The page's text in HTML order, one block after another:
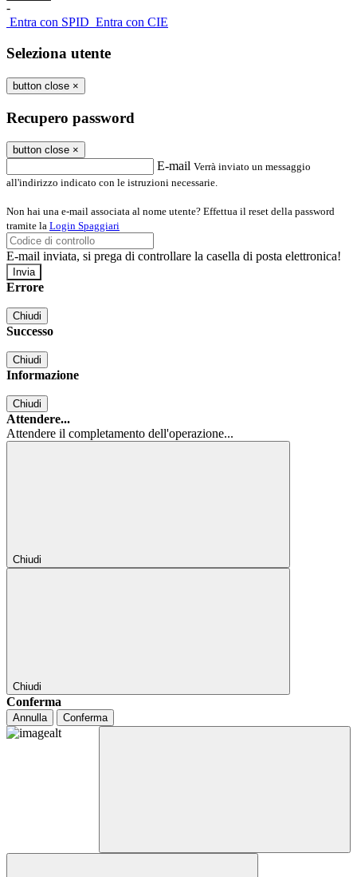
-
Entra con SPID Entra con CIE
Seleziona utente
button close ×
Recupero password
button close ×
E-mail Verrà inviato un messaggio
all'indirizzo indicato con le istruzioni necessarie.
Non hai una e-mail associata al nome utente? Effettua il reset della password
tramite la Login Spaggiari
E-mail inviata, si prega di controllare la casella di posta elettronica!
Errore
Chiudi
Successo
Chiudi
Informazione
Chiudi
Attendere...
Attendere il completamento dell'operazione...
Chiudi
Chiudi
Conferma
Annulla Conferma